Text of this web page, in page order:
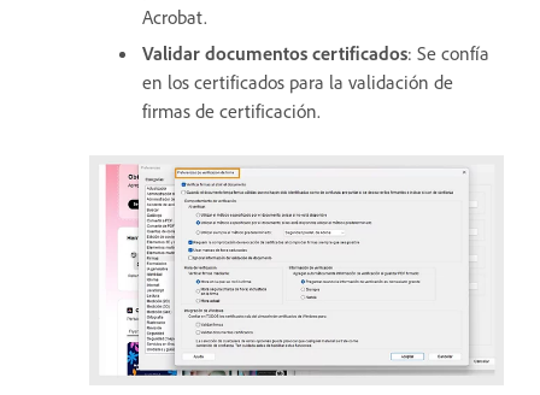
Acrobat.
Validar documentos certificados: Se confía
en los certificados para la validación de
firmas de certificación.